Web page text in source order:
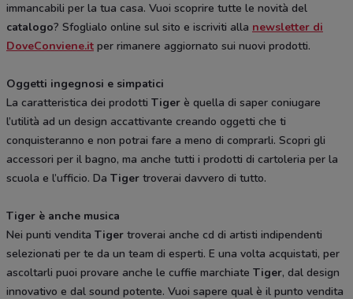
immancabili per la tua casa. Vuoi scoprire tutte le novità del
catalogo? Sfoglialo online sul sito e iscriviti alla newsletter di
DoveConviene.it per rimanere aggiornato sui nuovi prodotti.
Oggetti ingegnosi e simpatici
La caratteristica dei prodotti Tiger è quella di saper coniugare
l’utilità ad un design accattivante creando oggetti che ti
conquisteranno e non potrai fare a meno di comprarli. Scopri gli
accessori per il bagno, ma anche tutti i prodotti di cartoleria per la
scuola e l’ufficio. Da Tiger troverai davvero di tutto.
Tiger è anche musica
Nei punti vendita Tiger troverai anche cd di artisti indipendenti
selezionati per te da un team di esperti. E una volta acquistati, per
ascoltarli puoi provare anche le cuffie marchiate Tiger, dal design
innovativo e dal sound potente. Vuoi sapere qual è il punto vendita